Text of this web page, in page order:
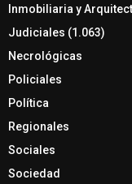
Inmobiliaria y
Judiciales (1.063)
Necrológicas
Policiales
Política
Regionales
Sociales
Sociedad